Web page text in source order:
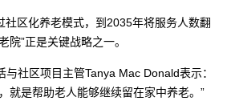
社区化养老模式，到2035年将服务人数翻
院”正是关键战略之一。
社区项目主管Tanya Mac Donald表示：
就是帮助老人能够继续留在家中养老。”